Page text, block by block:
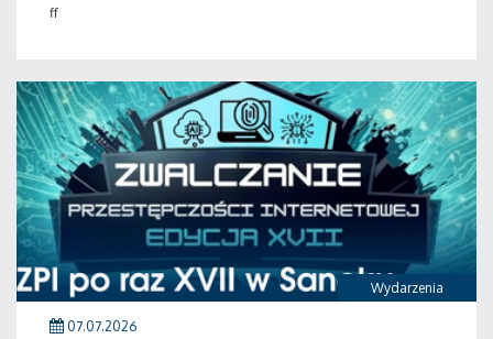
ff
Wydarzenia
07.07.2026